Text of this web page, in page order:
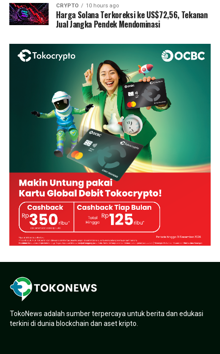
CRYPTO 10 hours ago
Harga Solana Terkoreksi ke US$72,56, Tekanan
Jual Jangka Pendek Mendominasi
TokoNews adalah sumber terpercaya untuk berita dan edukasi
terkini di dunia blockchain dan aset kripto.